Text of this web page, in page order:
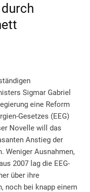
Sigmar Gabriel
eine Reform
Gesetzes (EEG)
Novelle will das
Anstieg der
Weniger Ausnahmen,
2007 lag die EEG-
über ihre
noch bei knapp einem